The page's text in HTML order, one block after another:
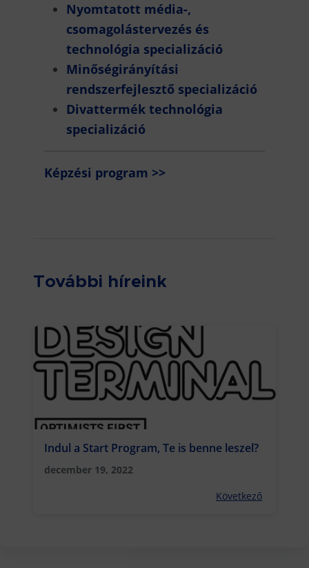
Nyomtatott média-,
csomagolástervezés és
technológia specializáció
Minőségirányítási
rendszerfejlesztő specializáció
Divattermék technológia
specializáció
Képzési program >>
További híreink
Indul a Start Program, Te is benne leszel?
december 19, 2022
Következő